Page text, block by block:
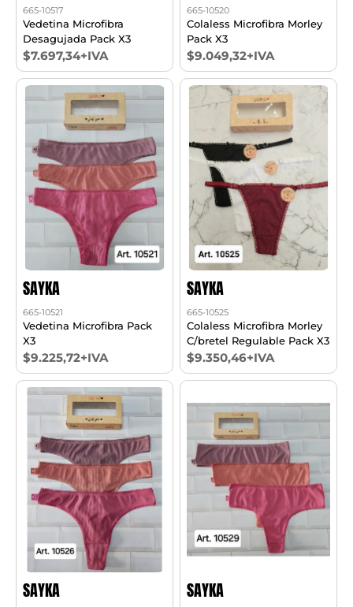
665-10517
Vedetina Microfibra
Desagujada Pack X3
$7.697,34+IVA
665-10520
Colaless Microfibra Morley
Pack X3
$9.049,32+IVA
SAYKA
665-10521
Vedetina Microfibra Pack
X3
$9.225,72+IVA
SAYKA
665-10525
Colaless Microfibra Morley
C/bretel Regulable Pack X3
$9.350,46+IVA
SAYKA SAYKA